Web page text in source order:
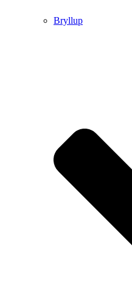
Bryllup